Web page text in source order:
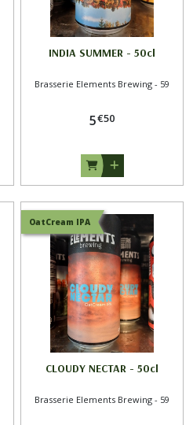
INDIA SUMMER - 50cl
Brasserie Elements Brewing - 59
5€50
OatCream IPA
CLOUDY NECTAR - 50cl
Brasserie Elements Brewing - 59